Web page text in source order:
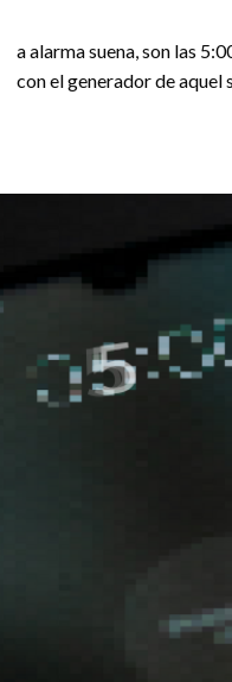
a alarma suena, son las
con el generador de aquel